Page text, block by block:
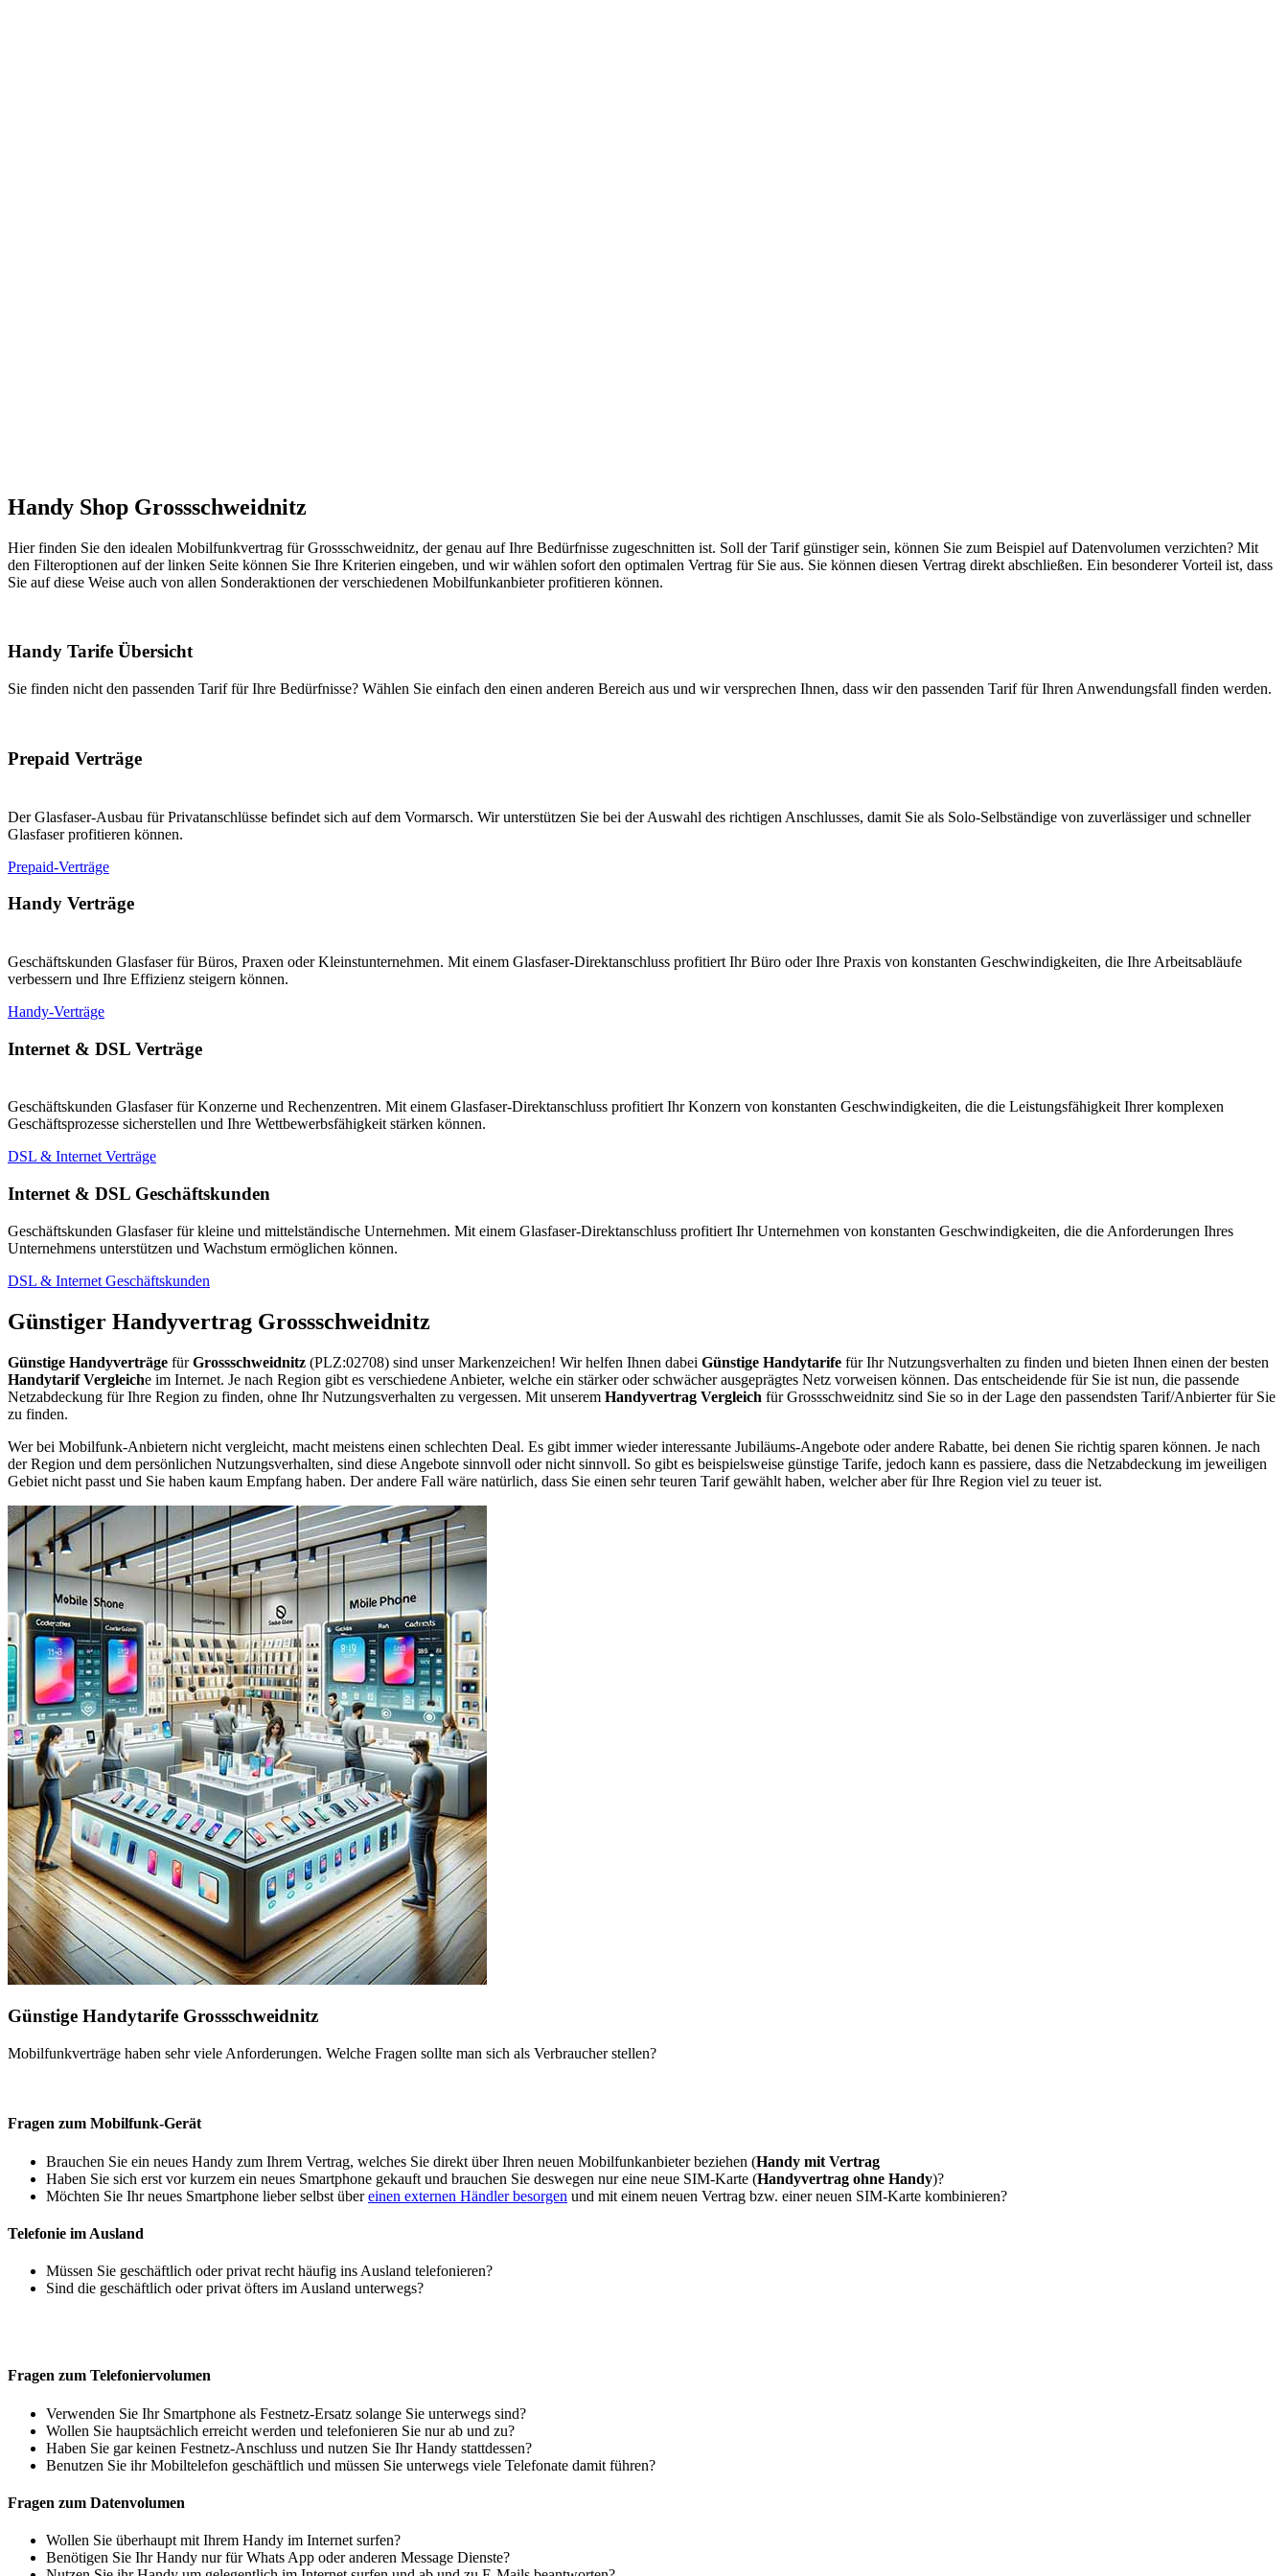
Handy Shop Grossschweidnitz
Hier finden Sie den idealen Mobilfunkvertrag für Grossschweidnitz, der genau auf Ihre Bedürfnisse zugeschnitten ist. Soll der Tarif günstiger sein, können Sie zum Beispiel auf Datenvolumen verzichten? Mit
den Filteroptionen auf der linken Seite können Sie Ihre Kriterien eingeben, und wir wählen sofort den optimalen Vertrag für Sie aus. Sie können diesen Vertrag direkt abschließen. Ein besonderer Vorteil ist, dass
Sie auf diese Weise auch von allen Sonderaktionen der verschiedenen Mobilfunkanbieter profitieren können.
Handy Tarife Übersicht
Sie finden nicht den passenden Tarif für Ihre Bedürfnisse? Wählen Sie einfach den einen anderen Bereich aus und wir versprechen Ihnen, dass wir den passenden Tarif für Ihren Anwendungsfall finden werden.
Prepaid Verträge
Der Glasfaser-Ausbau für Privatanschlüsse befindet sich auf dem Vormarsch. Wir unterstützen Sie bei der Auswahl des richtigen Anschlusses, damit Sie als Solo-Selbständige von zuverlässiger und schneller
Glasfaser profitieren können.
Prepaid-Verträge
Handy Verträge
Geschäftskunden Glasfaser für Büros, Praxen oder Kleinstunternehmen. Mit einem Glasfaser-Direktanschluss profitiert Ihr Büro oder Ihre Praxis von konstanten Geschwindigkeiten, die Ihre Arbeitsabläufe
verbessern und Ihre Effizienz steigern können.
Handy-Verträge
Internet & DSL Verträge
Geschäftskunden Glasfaser für Konzerne und Rechenzentren. Mit einem Glasfaser-Direktanschluss profitiert Ihr Konzern von konstanten Geschwindigkeiten, die die Leistungsfähigkeit Ihrer komplexen
Geschäftsprozesse sicherstellen und Ihre Wettbewerbsfähigkeit stärken können.
DSL & Internet Verträge
Internet & DSL Geschäftskunden
Geschäftskunden Glasfaser für kleine und mittelständische Unternehmen. Mit einem Glasfaser-Direktanschluss profitiert Ihr Unternehmen von konstanten Geschwindigkeiten, die die Anforderungen Ihres
Unternehmens unterstützen und Wachstum ermöglichen können.
DSL & Internet Geschäftskunden
Günstiger Handyvertrag Grossschweidnitz
Günstige Handyverträge fürGrossschweidnitz (PLZ:02708) sind unser Markenzeichen! Wir helfen Ihnen dabei Günstige Handytarife für Ihr Nutzungsverhalten zu finden und bieten Ihnen einen der besten
Handytarif Vergleiche im Internet. Je nach Region gibt es verschiedene Anbieter, welche ein stärker oder schwächer ausgeprägtes Netz vorweisen können. Das entscheidende für Sie ist nun, die passende
Netzabdeckung für Ihre Region zu finden, ohne Ihr Nutzungsverhalten zu vergessen. Mit unserem Handyvertrag Vergleich für Grossschweidnitz sind Sie so in der Lage den passendsten Tarif/Anbierter für Sie
zu finden.
Wer bei Mobilfunk-Anbietern nicht vergleicht, macht meistens einen schlechten Deal. Es gibt immer wieder interessante Jubiläums-Angebote oder andere Rabatte, bei denen Sie richtig sparen können. Je nach
der Region und dem persönlichen Nutzungsverhalten, sind diese Angebote sinnvoll oder nicht sinnvoll. So gibt es beispielsweise günstige Tarife, jedoch kann es passiere, dass die Netzabdeckung im jeweiligen
Gebiet nicht passt und Sie haben kaum Empfang haben. Der andere Fall wäre natürlich, dass Sie einen sehr teuren Tarif gewählt haben, welcher aber für Ihre Region viel zu teuer ist.
Günstige Handytarife Grossschweidnitz
Mobilfunkverträge haben sehr viele Anforderungen. Welche Fragen sollte man sich als Verbraucher stellen?
Fragen zum Mobilfunk-Gerät
Brauchen Sie ein neues Handy zum Ihrem Vertrag, welches Sie direkt über Ihren neuen Mobilfunkanbieter beziehen (Handy mit Vertrag
Haben Sie sich erst vor kurzem ein neues Smartphone gekauft und brauchen Sie deswegen nur eine neue SIM-Karte (Handyvertrag ohne Handy)?
Möchten Sie Ihr neues Smartphone lieber selbst übereinen externen Händler besorgen und mit einem neuen Vertrag bzw. einer neuen SIM-Karte kombinieren?
Telefonie im Ausland
Müssen Sie geschäftlich oder privat recht häufig ins Ausland telefonieren?
Sind die geschäftlich oder privat öfters im Ausland unterwegs?
Fragen zum Telefoniervolumen
Verwenden Sie Ihr Smartphone als Festnetz-Ersatz solange Sie unterwegs sind?
Wollen Sie hauptsächlich erreicht werden und telefonieren Sie nur ab und zu?
Haben Sie gar keinen Festnetz-Anschluss und nutzen Sie Ihr Handy stattdessen?
Benutzen Sie ihr Mobiltelefon geschäftlich und müssen Sie unterwegs viele Telefonate damit führen?
Fragen zum Datenvolumen
Wollen Sie überhaupt mit Ihrem Handy im Internet surfen?
Benötigen Sie Ihr Handy nur für Whats App oder anderen Message Dienste?